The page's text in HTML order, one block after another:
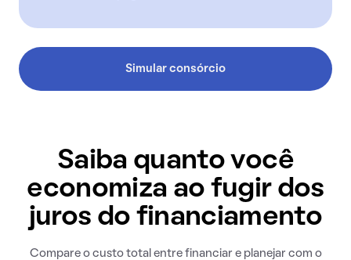
Simular consórcio
Saiba quanto você
economiza ao fugir dos
juros do financiamento
Compare o custo total entre financiar e planejar com o